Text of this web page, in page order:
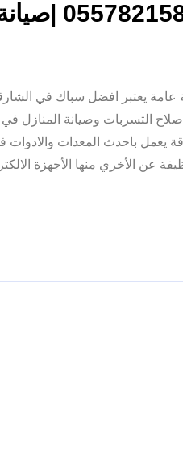
|0557821580 |صيانة عامة يعتبر افضل سباك في
التسربات وصيانة المنازل
يعمل باحدث المعدات والادوات
عن الأخري منها الأجهزة